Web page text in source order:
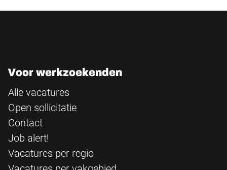
Voor werkzoekenden
Alle vacatures
Open sollicitatie
Contact
Job alert!
Vacatures per regio